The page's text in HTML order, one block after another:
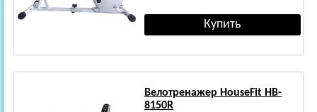
Велотренажер HouseFit HB-
8150R